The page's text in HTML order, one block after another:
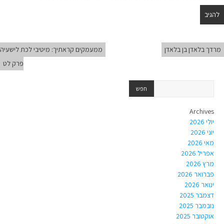
מרדך בלאדן בן בלאדן
ממעמקים קראתיך: מיטיבי לכת לישעיה
פרק לט
Archives
יולי 2026
יוני 2026
מאי 2026
אפריל 2026
מרץ 2026
פברואר 2026
ינואר 2026
דצמבר 2025
נובמבר 2025
אוקטובר 2025